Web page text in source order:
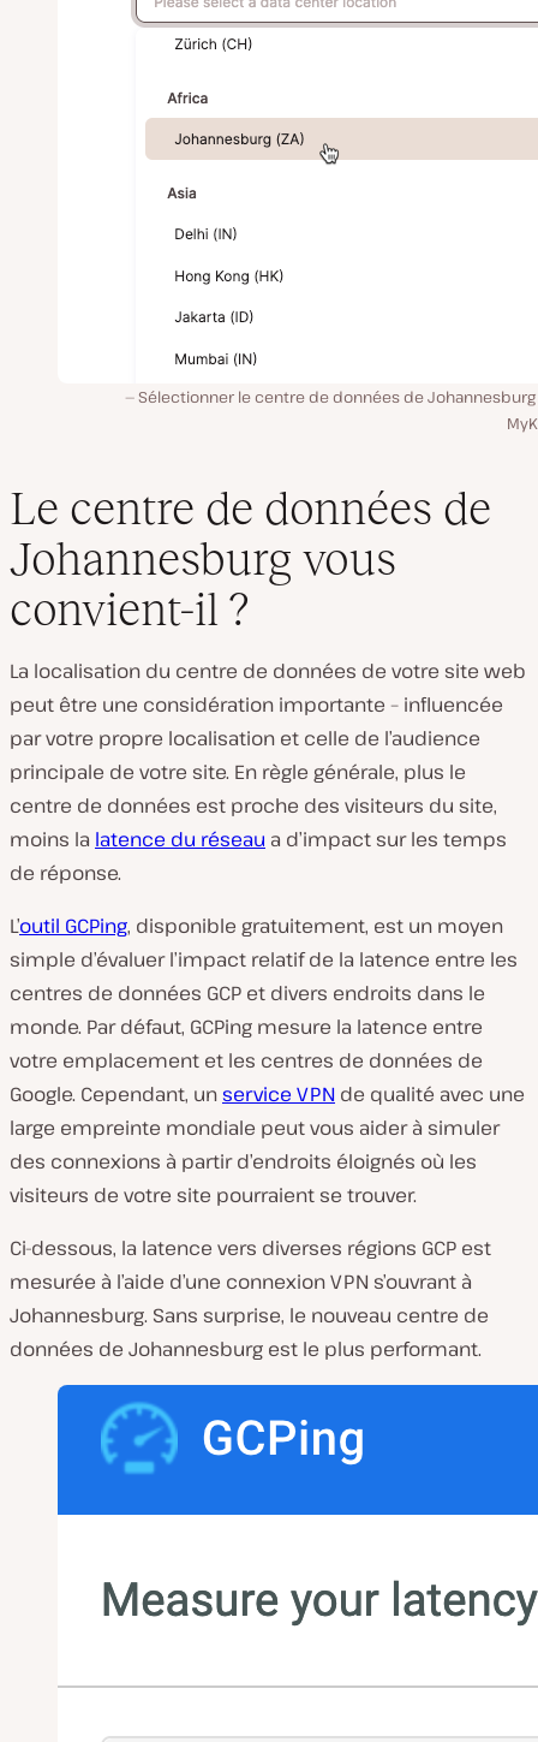
Sélectionner le centre de données de
Le centre de données de
Johannesburg vous
convient-il ?
La localisation du centre de données de votre site web
peut être une considération importante – influencée
par votre propre localisation et celle de l’audience
principale de votre site. En règle générale, plus le
centre de données est proche des visiteurs du site,
moins la latence du réseau a d’impact sur les temps
de réponse.
L’outil GCPing, disponible gratuitement, est un moyen
simple d’évaluer l’impact relatif de la latence entre les
centres de données GCP et divers endroits dans le
monde. Par défaut, GCPing mesure la latence entre
votre emplacement et les centres de données de
Google. Cependant, unservice VPN de qualité avec une
large empreinte mondiale peut vous aider à simuler
des connexions à partir d’endroits éloignés où les
visiteurs de votre site pourraient se trouver.
Ci-dessous, la latence vers diverses régions GCP est
mesurée à l’aide d’une connexion VPN s’ouvrant à
Johannesburg. Sans surprise, le nouveau centre de
données de Johannesburg est le plus performant.